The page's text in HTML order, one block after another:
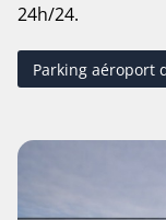
24h/24.
Parking aéroport